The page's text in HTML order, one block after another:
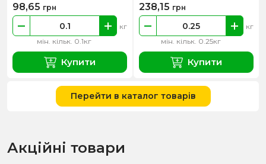
мін. кільк. 0.1кг
кг
98,65 грн
Купити
мін. кільк. 0.25кг
кг
238,15 грн
Купити
Перейти в каталог товарів
Акційні товари